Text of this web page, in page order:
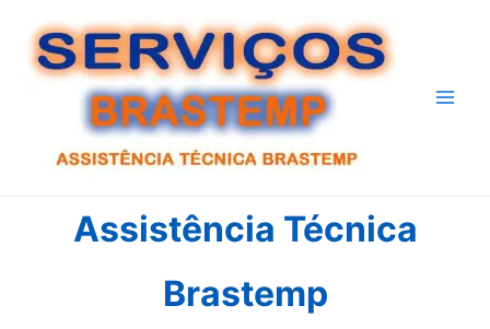
para
Assistência Técnica
Brastemp